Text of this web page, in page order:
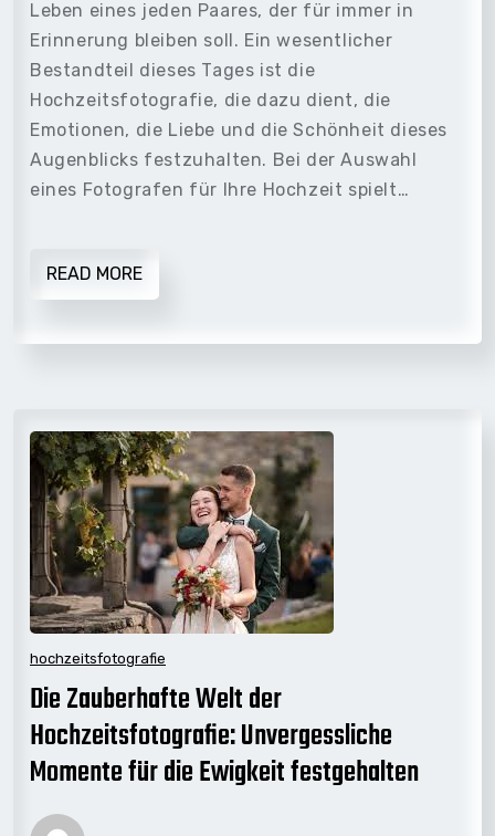
Leben eines jeden Paares, der für immer in
Erinnerung bleiben soll. Ein wesentlicher
Bestandteil dieses Tages ist die
Hochzeitsfotografie, die dazu dient, die
Emotionen, die Liebe und die Schönheit dieses
Augenblicks festzuhalten. Bei der Auswahl
eines Fotografen für Ihre Hochzeit spielt…
READ MORE
hochzeitsfotografie
Die Zauberhafte Welt der
Hochzeitsfotografie: Unvergessliche
Momente für die Ewigkeit festgehalten